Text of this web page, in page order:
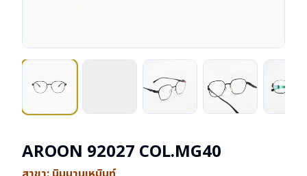
AROON 92027 COL.MG40